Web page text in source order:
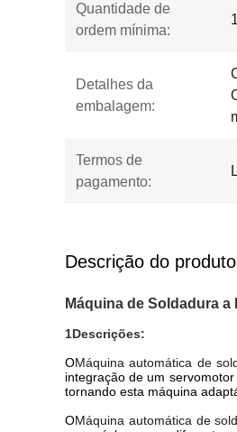
Quantidade de
ordem mínima:
Detalhes da
embalagem:
Termos de
pagamento:
Descrição do produto
Máquina de Soldadura
1Descrições:
OMáquina automática de
integração de um
tornando esta máquina
OMáquina automática de